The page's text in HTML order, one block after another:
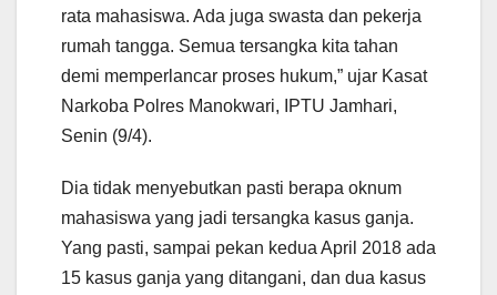
rata mahasiswa. Ada juga swasta dan pekerja
rumah tangga. Semua tersangka kita tahan
demi memperlancar proses hukum,” ujar Kasat
Narkoba Polres Manokwari, IPTU Jamhari,
Senin (9/4).
Dia tidak menyebutkan pasti berapa oknum
mahasiswa yang jadi tersangka kasus ganja.
Yang pasti, sampai pekan kedua April 2018 ada
15 kasus ganja yang ditangani, dan dua kasus